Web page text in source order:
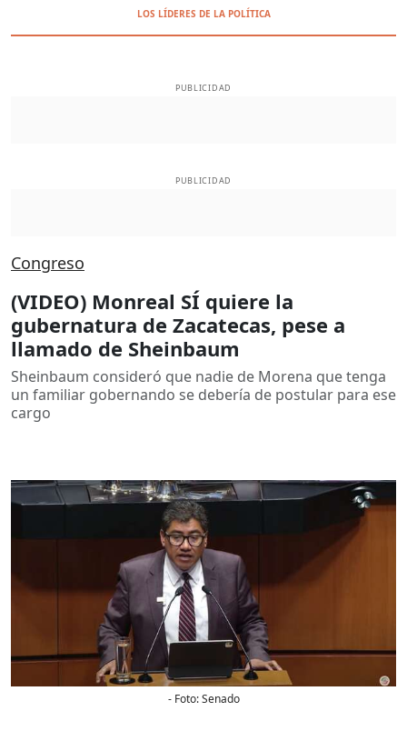
LOS LÍDERES DE LA POLÍTICA
PUBLICIDAD
PUBLICIDAD
Congreso
(VIDEO) Monreal SÍ quiere la
gubernatura de Zacatecas, pese a
llamado de Sheinbaum
Sheinbaum consideró que nadie de Morena que tenga
un familiar gobernando se debería de postular para ese
cargo
- Foto:Senado